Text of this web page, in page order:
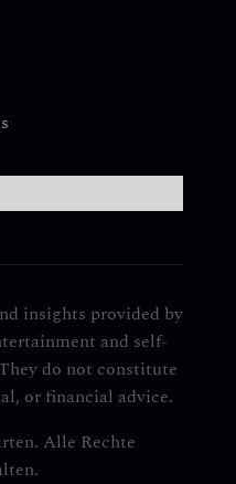
insights provided by
and self-
do not constitute
or financial advice.
Alle Rechte